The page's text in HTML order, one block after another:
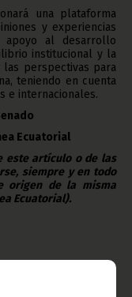
una plataforma
y experiencias
al desarrollo
institucional y la
perspectivas para
teniendo en cuenta
e internacionales.
Ecuatorial
este artículo o de las
siempre y en todo
origen de la misma
Ecuatorial).